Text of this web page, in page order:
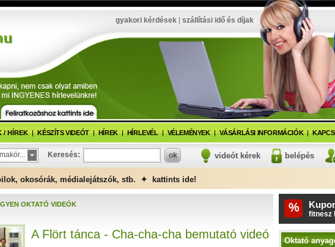
gyakori kérdések| szállítási idő és díjak
/ HÍREK KÉSZÍTS VIDEÓT HÍREK HÍRLEVÉL VÉLEMÉNYEK VÁSÁRLÁSI INFORMÁCIÓK
Keresés: videót kérek belépés
okosórák, médialejátszók, stb. ✦ kattints ide!
OKTATÓ VIDEÓK
A Flört tánca - Cha-cha-cha bemutató videó
% fitnesz
Oktató